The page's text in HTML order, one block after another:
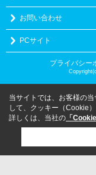
お問い合わせ
PCサイト
プライバシー
当サイトでは、お客様の
して、クッキー（Cookie
詳しくは、当社の 「